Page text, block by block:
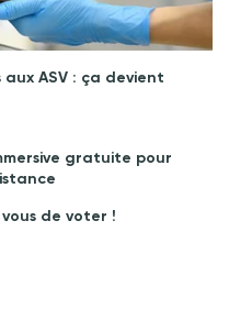
ASV : ça devient
gratuite pour
de voter !